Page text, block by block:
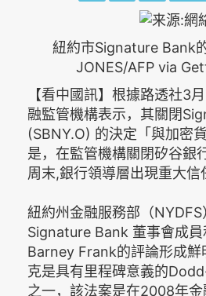
紐約市Signature Bank
JONES/AFP via
【看中國訊】根據路透社3
融監管機構表示，其關閉
(SBNY.O) 的決定「與加密
是，在監管機構關閉矽谷銀
周末,銀行領導層出現重大信
紐約州金融服務部（
Signature Bank 董事會成員
Barney Frank的評論形成鮮
克是具有里程碑意義的
之一，該法案是在2008年